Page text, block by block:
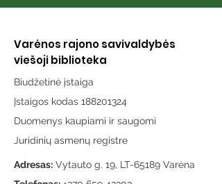
Varėnos rajono savivaldybės
viešoji biblioteka
Biudžetinė įstaiga
Įstaigos kodas 188201324
Duomenys kaupiami ir saugomi
Juridinių asmenų registre
Adresas: Vytauto g. 19, LT-65189 Varėna